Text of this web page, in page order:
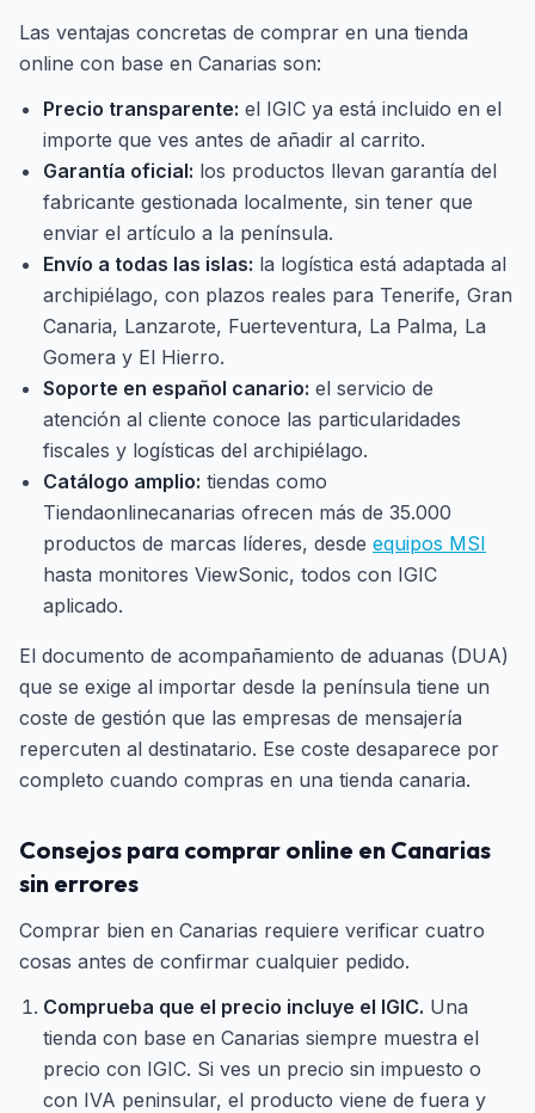
Las ventajas concretas de comprar en una tienda
online con base en Canarias son:
Precio transparente: el IGIC ya está incluido en el
importe que ves antes de añadir al carrito.
Garantía oficial: los productos llevan garantía del
fabricante gestionada localmente, sin tener que
enviar el artículo a la península.
Envío a todas las islas: la logística está adaptada al
archipiélago, con plazos reales para Tenerife, Gran
Canaria, Lanzarote, Fuerteventura, La Palma, La
Gomera y El Hierro.
Soporte en español canario: el servicio de
atención al cliente conoce las particularidades
fiscales y logísticas del archipiélago.
Catálogo amplio: tiendas como
Tiendaonlinecanarias ofrecen más de 35.000
productos de marcas líderes, desde equipos MSI
hasta monitores ViewSonic, todos con IGIC
aplicado.
El documento de acompañamiento de aduanas (DUA)
que se exige al importar desde la península tiene un
coste de gestión que las empresas de mensajería
repercuten al destinatario. Ese coste desaparece por
completo cuando compras en una tienda canaria.
Consejos para comprar online en Canarias
sin errores
Comprar bien en Canarias requiere verificar cuatro
cosas antes de confirmar cualquier pedido.
Comprueba que el precio incluye el IGIC. Una
tienda con base en Canarias siempre muestra el
precio con IGIC. Si ves un precio sin impuesto o
con IVA peninsular, el producto viene de fuera y